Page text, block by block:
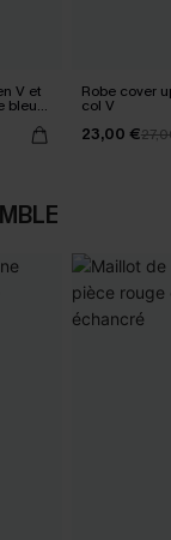
V et
bleu
Robe cover
col V
23,00 €